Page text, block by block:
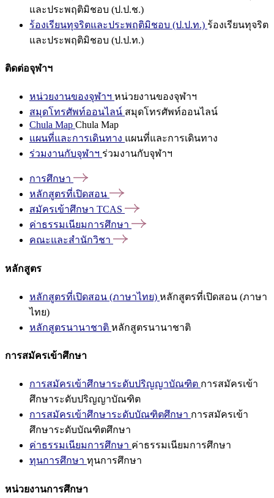
และประพฤติมิชอบ (ป.ป.ช.)
ร้องเรียนทุจริตและประพฤติมิชอบ (ป.ป.ท.) ร้องเรียนทุจริต
และประพฤติมิชอบ (ป.ป.ท.)
ติดต่อจุฬาฯ
หน่วยงานของจุฬาฯ หน่วยงานของจุฬาฯ
สมุดโทรศัพท์ออนไลน์ สมุดโทรศัพท์ออนไลน์
Chula Map Chula Map
แผนที่และการเดินทาง แผนที่และการเดินทาง
ร่วมงานกับจุฬาฯ ร่วมงานกับจุฬาฯ
การศึกษา
หลักสูตรที่เปิดสอน
สมัครเข้าศึกษา TCAS
ค่าธรรมเนียมการศึกษา
คณะและสำนักวิชา
หลักสูตร
หลักสูตรที่เปิดสอน (ภาษาไทย) หลักสูตรที่เปิดสอน (ภาษา
ไทย)
หลักสูตรนานาชาติ หลักสูตรนานาชาติ
การสมัครเข้าศึกษา
การสมัครเข้าศึกษาระดับปริญญาบัณฑิต การสมัครเข้า
ศึกษาระดับปริญญาบัณฑิต
การสมัครเข้าศึกษาระดับบัณฑิตศึกษา การสมัครเข้า
ศึกษาระดับบัณฑิตศึกษา
ค่าธรรมเนียมการศึกษา ค่าธรรมเนียมการศึกษา
ทุนการศึกษา ทุนการศึกษา
หน่วยงานการศึกษา